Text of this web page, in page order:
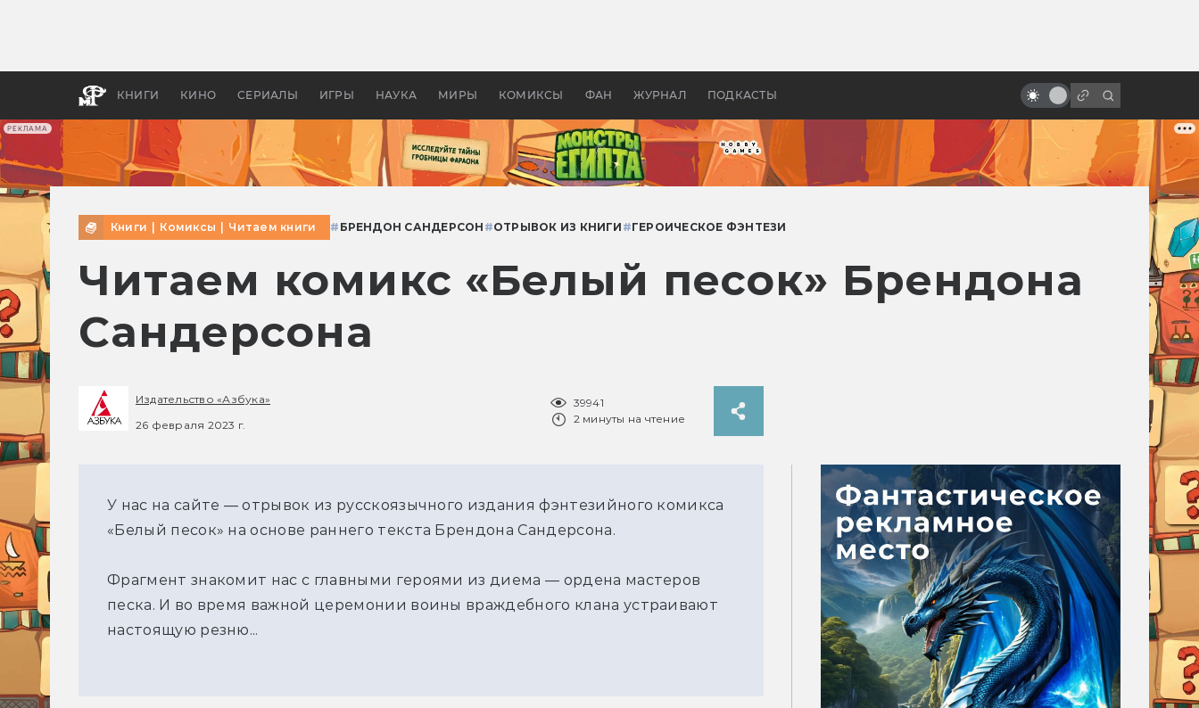
РЕКЛАМА
КНИГИ КИНО СЕРИАЛЫ ИГРЫ НАУКА МИРЫ КОМИКСЫ ФАН ЖУРНАЛ ПОДКАСТЫ
бы «Властелина колец»
Древней Грецией
который придумал зомби
Книги Комиксы Читаем книги # БРЕНДОН САНДЕРСОН #ОТРЫВОК ИЗ КНИГИ #ГЕРОИЧЕСКОЕ ФЭНТЕЗИ
Читаем комикс «Белый песок» Брендона
Сандерсона
Издательство «Азбука»
26 февраля 2023 г.
39941
2 минуты на чтение
У нас на сайте — отрывок из русскоязычного издания фэнтезийного комикса
«Белый песок» на основе раннего текста Брендона Сандерсона.
Фрагмент знакомит нас с главными героями из диема — ордена мастеров
песка. И во время важной церемонии воины враждебного клана устраивают
настоящую резню...